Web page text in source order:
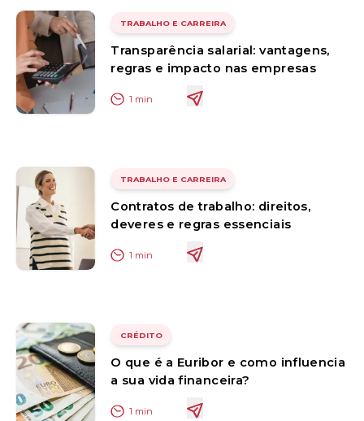
TRABALHO E CARREIRA
Transparência salarial: vantagens,
regras e impacto nas empresas
1 min
TRABALHO E CARREIRA
Contratos de trabalho: direitos,
deveres e regras essenciais
1 min
CRÉDITO
O que é a Euribor e como influencia
a sua vida financeira?
1 min